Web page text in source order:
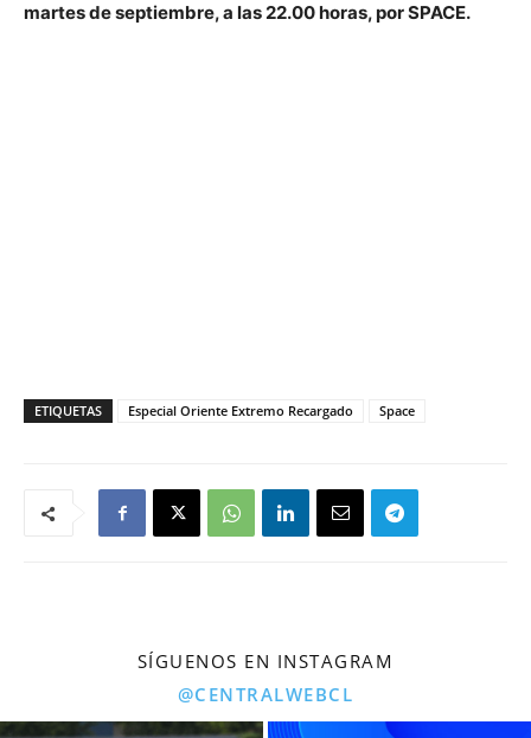
martes de septiembre, a las 22.00 horas, por SPACE.
ETIQUETAS Especial Oriente Extremo Recargado Space
SÍGUENOS EN INSTAGRAM
@CENTRALWEBCL